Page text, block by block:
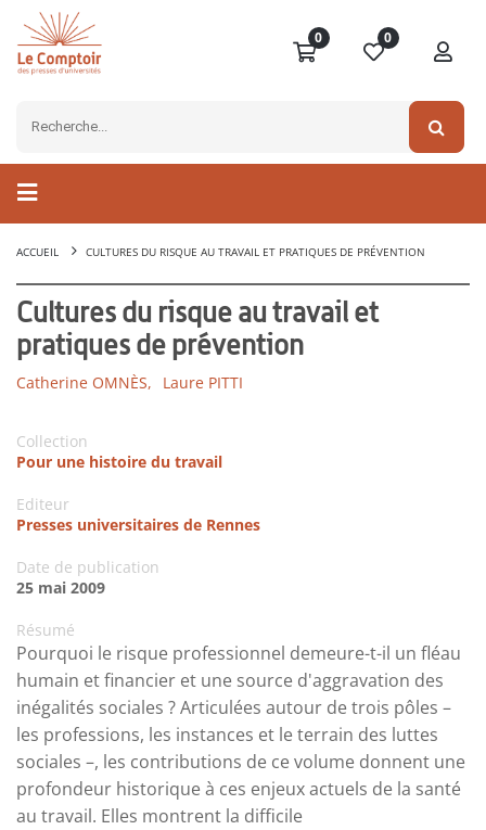
0 0
ACCUEIL CULTURES DU RISQUE AU TRAVAIL ET PRATIQUES DE PRÉVENTION
Cultures du risque au travail et
pratiques de prévention
Catherine OMNÈS, Laure PITTI
Collection
Pour une histoire du travail
Editeur
Presses universitaires de Rennes
Date de publication
25 mai 2009
Résumé
Pourquoi le risque professionnel demeure-t-il un fléau
humain et financier et une source d'aggravation des
inégalités sociales ? Articulées autour de trois pôles –
les professions, les instances et le terrain des luttes
sociales –, les contributions de ce volume donnent une
profondeur historique à ces enjeux actuels de la santé
au travail. Elles montrent la difficile